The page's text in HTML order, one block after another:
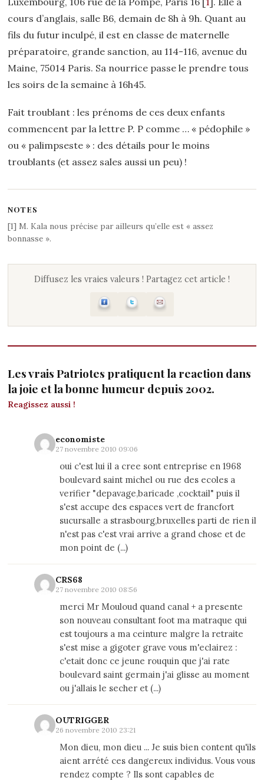
cours d’anglais, salle B6, demain de 8h à 9h. Quant au
fils du futur inculpé, il est en classe de maternelle
préparatoire, grande sanction, au 114-116, avenue du
Maine, 75014 Paris. Sa nourrice passe le prendre tous
les soirs de la semaine à 16h45.
Fait troublant : les prénoms de ces deux enfants
commencent par la lettre P. P comme … « pédophile »
ou « palimpseste » : des détails pour le moins
troublants (et assez sales aussi un peu) !
NOTES
[1] M. Kala nous précise par ailleurs qu’elle est « assez
bonnasse ».
Diffusez les vraies valeurs ! Partagez cet article !
Les vrais Patriotes pratiquent la reaction dans
la joie et la bonne humeur depuis 2002.
Reagissez aussi !
economiste
27 novembre 2010 09:06
oui c'est lui il a cree sont entreprise en 1968
boulevard saint michel ou rue des ecoles a
verifier "depavage,baricade ,cocktail" puis il
s'est accupe des espaces vert de francfort
sucursalle a strasbourg,bruxelles parti de rien il
n'est pas c'est vrai arrive a grand chose et de
mon point de (...)
CRS68
27 novembre 2010 08:56
merci Mr Mouloud quand canal + a presente
son nouveau consultant foot ma matraque qui
est toujours a ma ceinture malgre la retraite
s'est mise a gigoter grave vous m'eclairez :
c'etait donc ce jeune rouquin que j'ai rate
boulevard saint germain j'ai glisse au moment
ou j'allais le secher et (...)
OUTRIGGER
26 novembre 2010 23:21
Mon dieu, mon dieu ... Je suis bien content qu'ils
aient arrété ces dangereux individus. Vous vous
rendez compte ? Ils sont capables de